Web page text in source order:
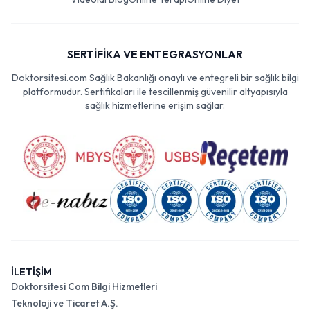
SERTİFİKA VE ENTEGRASYONLAR
Doktorsitesi.com Sağlık Bakanlığı onaylı ve entegreli bir sağlık bilgi
platformudur. Sertifikaları ile tescillenmiş güvenilir altyapısıyla
sağlık hizmetlerine erişim sağlar.
İLETİŞİM
Doktorsitesi Com Bilgi Hizmetleri
Teknoloji ve Ticaret A.Ş.